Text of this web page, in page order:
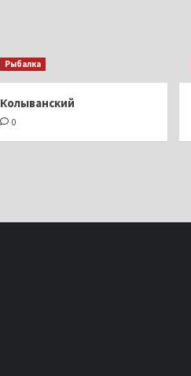
Рыбалка
Колыванский
0